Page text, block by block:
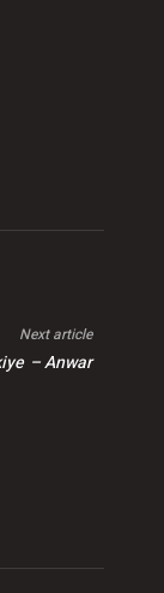
Next article
– Anwar